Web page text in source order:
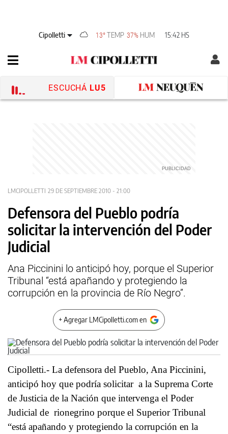
Cipolletti 13°TEMP 37% HUM 15:42 HS
ESCUCHÁ LU5
LMCIPOLLETTI 29 DE SEPTIEMBRE 2010 - 21:00
Defensora del Pueblo podría
solicitar la intervención del Poder
Judicial
Ana Piccinini lo anticipó hoy, porque el Superior
Tribunal “está apañando y protegiendo la
corrupción en la provincia de Río Negro”.
+ Agregar LMCipolletti.com en
Cipolletti.- La defensora del Pueblo, Ana Piccinini,
anticipó hoy que podría solicitar a la Suprema Corte
de Justicia de la Nación que intervenga el Poder
Judicial de rionegrino porque el Superior Tribunal
“está apañando y protegiendo la corrupción en la